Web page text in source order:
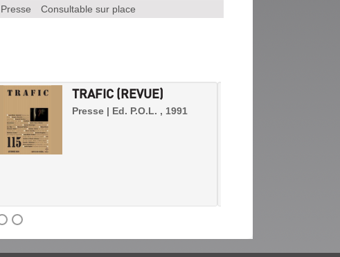
Presse Consultable sur place
TRAFIC (REVUE)
Presse | Ed. P.O.L. , 1991